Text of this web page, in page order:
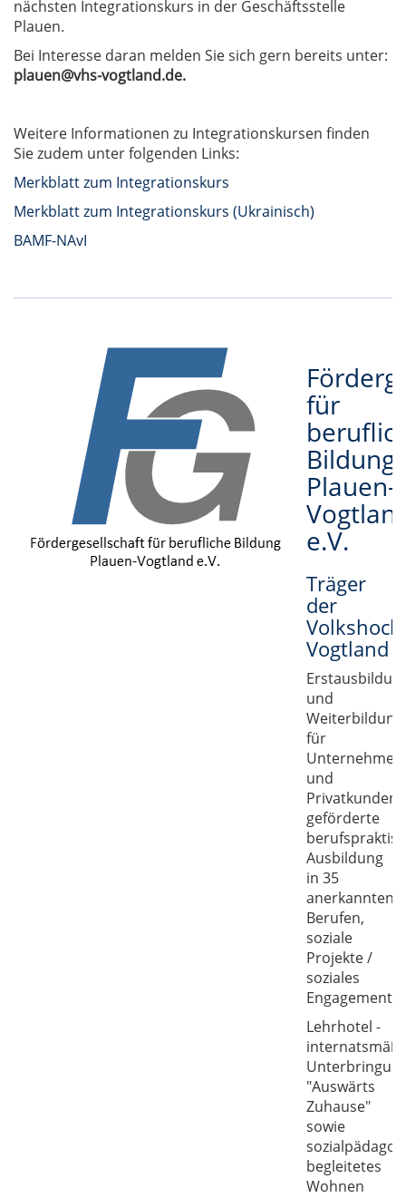
nächsten Integrationskurs in der Geschäftsstelle
Plauen.
Bei Interesse daran melden Sie sich gern bereits unter:
plauen@vhs-vogtland.de.
Weitere Informationen zu Integrationskursen finden
Sie zudem unter folgenden Links:
Merkblatt zum Integrationskurs
Merkblatt zum Integrationskurs (Ukrainisch)
BAMF-NAvI
für
Bildung
Plauen-
e.V.
Träger
der
Vogtland
und
Weiterbildung
für
Unternehmen
und
Privatkunden,
geförderte
Ausbildung
in 35
anerkannten
Berufen,
soziale
Projekte /
soziales
Engagement
Lehrhotel -
"Auswärts
Zuhause"
sowie
begleitetes
Wohnen